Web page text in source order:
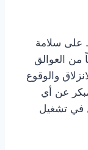
على سلامة
من العوالق
والوقوع
عن أي
في تشغيل